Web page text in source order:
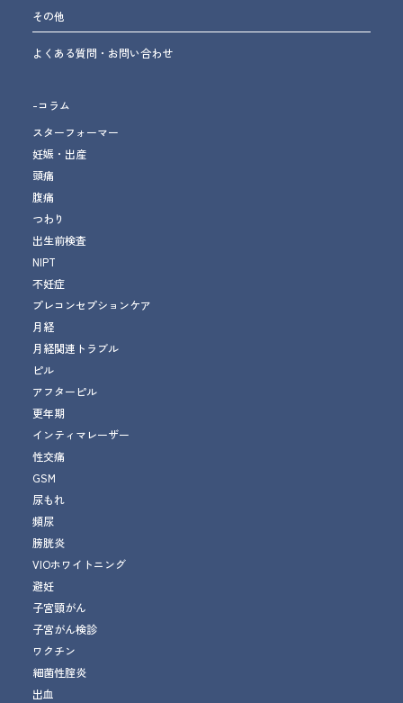
その他
よくある質問・お問い合わせ
-コラム
スターフォーマー
妊娠・出産
頭痛
腹痛
つわり
出生前検査
NIPT
不妊症
プレコンセプションケア
月経
月経関連トラブル
ピル
アフターピル
更年期
インティマレーザー
性交痛
GSM
尿もれ
頻尿
膀胱炎
VIOホワイトニング
避妊
子宮頸がん
子宮がん検診
ワクチン
細菌性腟炎
出血